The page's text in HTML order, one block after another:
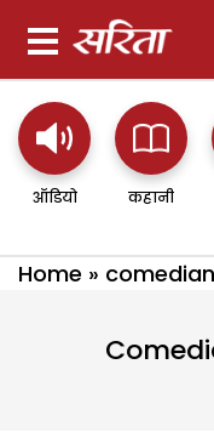
ऑडियो कहानी
Home »